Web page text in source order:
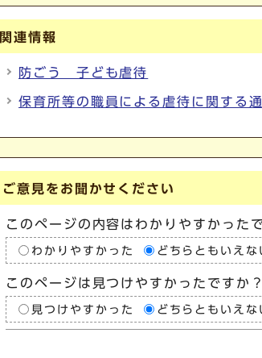
関連情報
防ごう 子ども虐待
保育所等の職員による虐待に関する
ご意見をお聞かせください
このページの内容はわかりやすかった
わかりやすかった どちらともいえな
このページは見つけやすかったですか？
見つけやすかった どちらともいえな